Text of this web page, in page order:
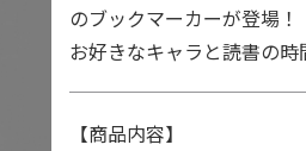
のブックマーカーが登場！
お好きなキャラと読書の
【商品内容】